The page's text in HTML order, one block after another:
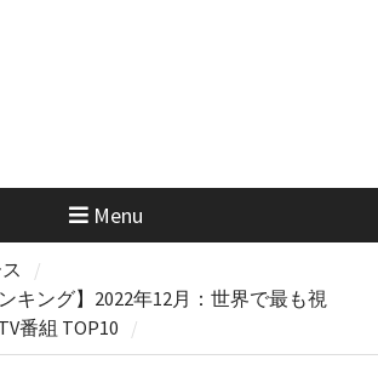
Menu
キング】2022年12月：世界で最も視
番組 TOP10